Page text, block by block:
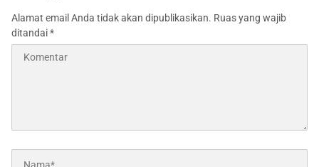
Alamat email Anda tidak akan dipublikasikan. Ruas yang wajib
ditandai*